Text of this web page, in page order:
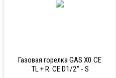
Газовая горелка GAS X0 CE
TL + R. CE D1/2" - S